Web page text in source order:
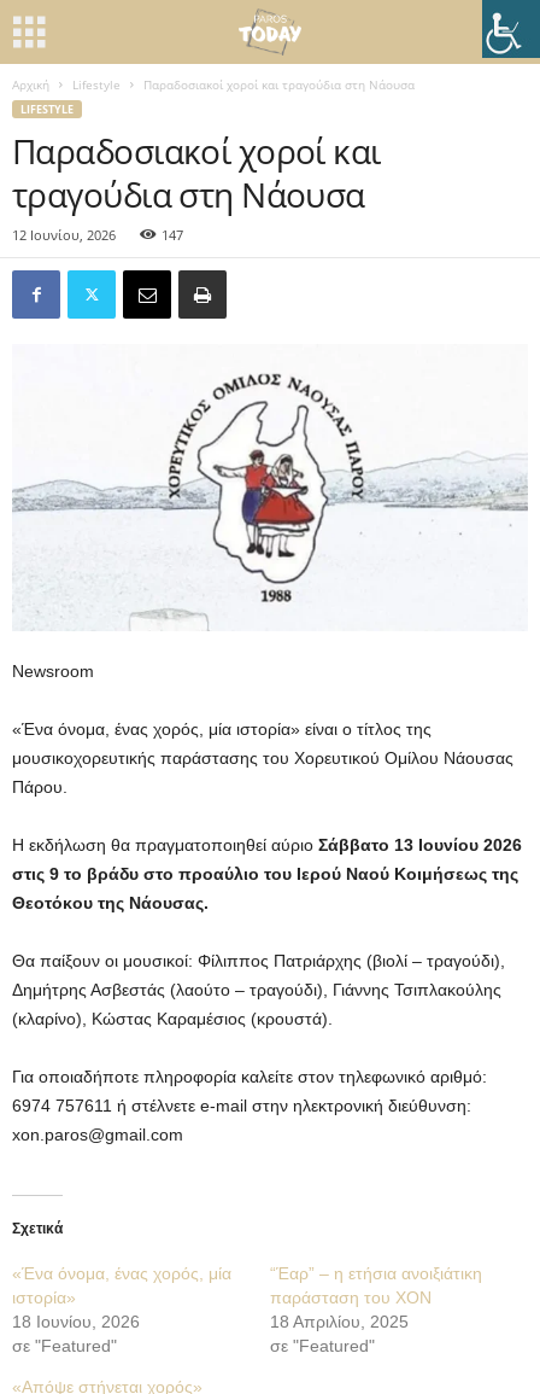
Αρχική Lifestyle Παραδοσιακοί χοροί και τραγούδια στη Νάουσα
LIFESTYLE
Παραδοσιακοί χοροί και
τραγούδια στη Νάουσα
12 Ιουνίου, 2026 147
Newsroom
«Ένα όνομα, ένας χορός, μία ιστορία» είναι ο τίτλος της
μουσικοχορευτικής παράστασης του Χορευτικού Ομίλου Νάουσας
Πάρου.
Η εκδήλωση θα πραγματοποιηθεί αύριο Σάββατο 13 Ιουνίου 2026
στις 9 το βράδυ στο προαύλιο του Ιερού Ναού Κοιμήσεως της
Θεοτόκου της Νάουσας.
Θα παίξουν οι μουσικοί: Φίλιππος Πατριάρχης (βιολί – τραγούδι),
Δημήτρης Ασβεστάς (λαούτο – τραγούδι), Γιάννης Τσιπλακούλης
(κλαρίνο), Κώστας Καραμέσιος (κρουστά).
Για οποιαδήποτε πληροφορία καλείτε στον τηλεφωνικό αριθμό:
6974 757611 ή στέλνετε e-mail στην ηλεκτρονική διεύθυνση:
xon.paros@gmail.com
Σχετικά
«Ένα όνομα, ένας χορός, μία
ιστορία»
18 Ιουνίου, 2026
σε "Featured"
“Έαρ” – η ετήσια ανοιξιάτικη
παράσταση του ΧΟΝ
18 Απριλίου, 2025
σε "Featured"
«Απόψε στήνεται χορός»